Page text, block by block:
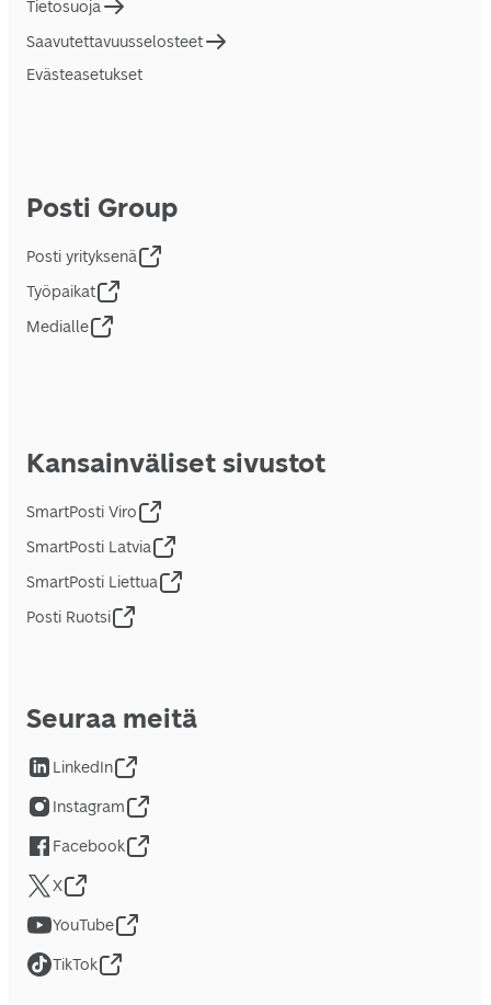
Tietosuoja
Saavutettavuusselosteet
Evästeasetukset
Posti Group
Posti yrityksenä
Työpaikat
Medialle
Kansainväliset sivustot
SmartPosti Viro
SmartPosti Latvia
SmartPosti Liettua
Posti Ruotsi
Seuraa meitä
LinkedIn
Instagram
Facebook
X
YouTube
TikTok